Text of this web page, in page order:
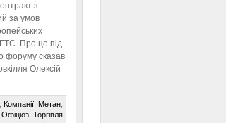
з
за умов
Про це під
форуму сказав
Олексій
Компанії, Метан,
Офіціоз, Торгівля